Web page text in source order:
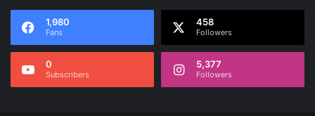
1,980
Fans
458
Followers
0
Subscribers
5,377
Followers